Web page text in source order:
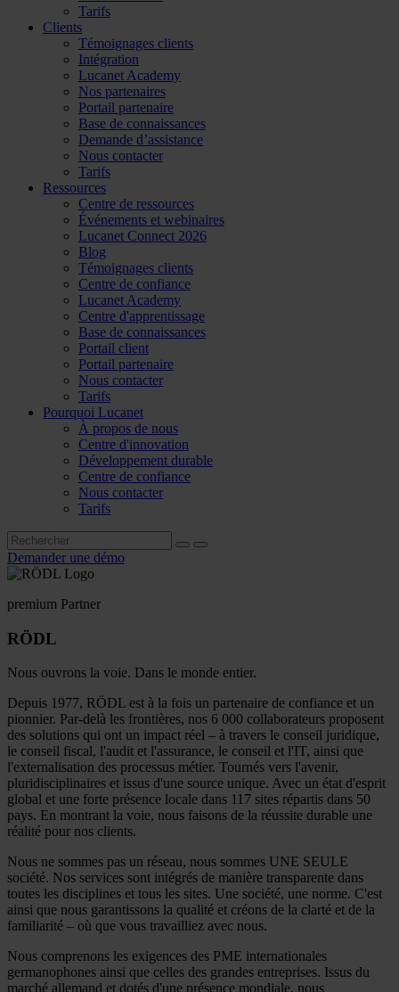
Tarifs
Clients
Témoignages clients
Intégration
Lucanet Academy
Nos partenaires
Portail partenaire
Base de connaissances
Demande d’assistance
Nous contacter
Tarifs
Ressources
Centre de ressources
Événements et webinaires
Lucanet Connect 2026
Blog
Témoignages clients
Centre de confiance
Lucanet Academy
Centre d'apprentissage
Base de connaissances
Portail client
Portail partenaire
Nous contacter
Tarifs
Pourquoi Lucanet
À propos de nous
Centre d'innovation
Développement durable
Centre de confiance
Nous contacter
Tarifs
Demander une démo
premium Partner
RÖDL
Nous ouvrons la voie. Dans le monde entier.
Depuis 1977, RÖDL est à la fois un partenaire de confiance et un
pionnier. Par-delà les frontières, nos 6 000 collaborateurs proposent
des solutions qui ont un impact réel – à travers le conseil juridique,
le conseil fiscal, l'audit et l'assurance, le conseil et l'IT, ainsi que
l'externalisation des processus métier. Tournés vers l'avenir,
pluridisciplinaires et issus d'une source unique. Avec un état d'esprit
global et une forte présence locale dans 117 sites répartis dans 50
pays. En montrant la voie, nous faisons de la réussite durable une
réalité pour nos clients.
Nous ne sommes pas un réseau, nous sommes UNE SEULE
société. Nos services sont intégrés de manière transparente dans
toutes les disciplines et tous les sites. Une société, une norme. C'est
ainsi que nous garantissons la qualité et créons de la clarté et de la
familiarité – où que vous travailliez avec nous.
Nous comprenons les exigences des PME internationales
germanophones ainsi que celles des grandes entreprises. Issus du
marché allemand et dotés d'une présence mondiale, nous